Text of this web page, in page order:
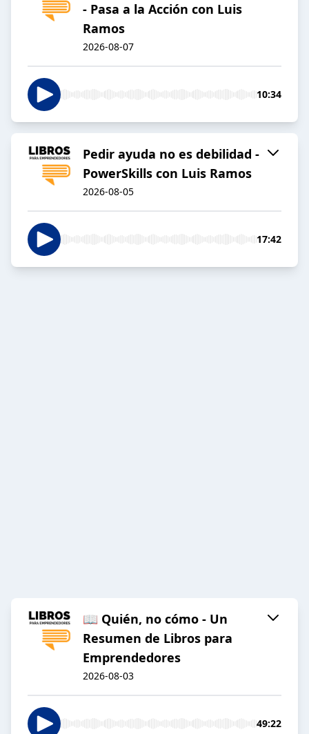
- Pasa a la Acción con Luis
Ramos
2026-08-07
10:34
Pedir ayuda no es debilidad -
PowerSkills con Luis Ramos
2026-08-05
17:42
📖 Quién, no cómo - Un
Resumen de Libros para
Emprendedores
2026-08-03
49:22